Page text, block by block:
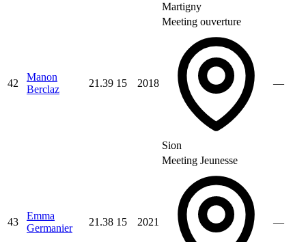
Martigny
42
Manon
Berclaz
21.39 15 2018
Meeting ouverture
Sion
—
43
Emma
Germanier
21.38 15 2021
Meeting Jeunesse
—